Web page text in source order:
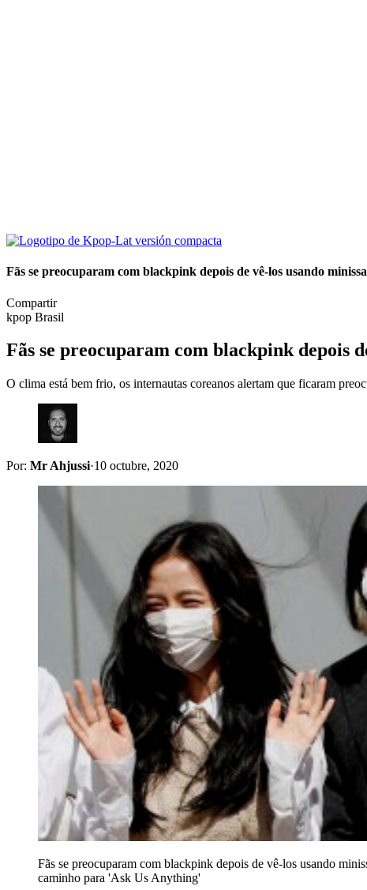
Fãs se preocuparam com blackpink depois de vê-los usando
Compartir
kpop Brasil
Fãs se preocuparam com blackpink depois
O clima está bem frio, os internautas coreanos alertam que ficaram
Por: Mr Ahjussi·10 octubre, 2020
Fãs se preocuparam com blackpink depois de vê-los usando
caminho para 'Ask Us Anything'